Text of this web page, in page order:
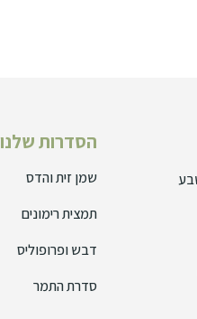
הסדרות שלנו
שמן זית והדס
תמצית רימונים
דבש ופרופוליס
סדרת התמר